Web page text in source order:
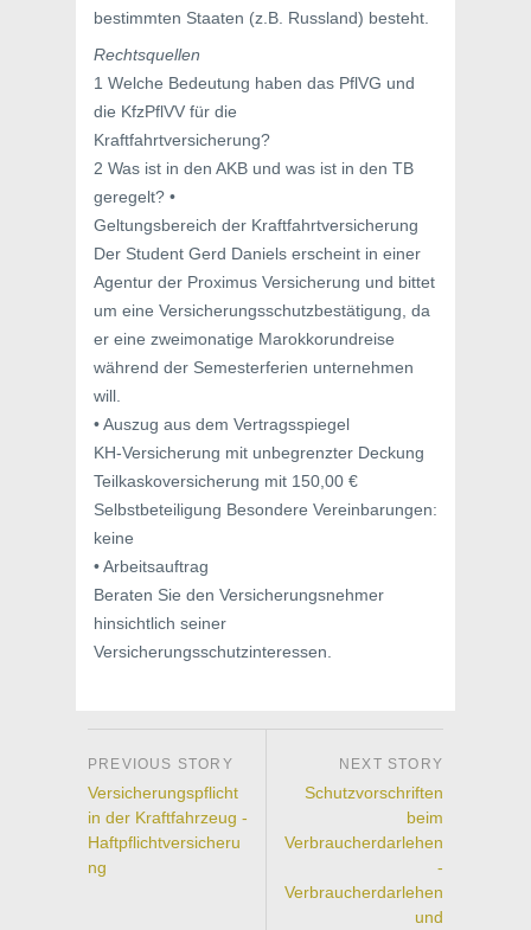
bestimmten Staaten (z.B. Russland) besteht.
Rechtsquellen
1 Welche Bedeutung haben das PflVG und
die KfzPflVV für die
Kraftfahrtversicherung?
2 Was ist in den AKB und was ist in den TB
geregelt? •
Geltungsbereich der Kraftfahrtversicherung
Der Student Gerd Daniels erscheint in einer
Agentur der Proximus Versicherung und bittet
um eine Versicherungsschutzbestätigung, da
er eine zweimonatige Marokkorundreise
während der Semesterferien unternehmen
will.
• Auszug aus dem Vertragsspiegel
KH-Versicherung mit unbegrenzter Deckung
Teilkaskoversicherung mit 150,00 €
Selbstbeteiligung Besondere Vereinbarungen:
keine
• Arbeitsauftrag
Beraten Sie den Versicherungsnehmer
hinsichtlich seiner
Versicherungsschutzinteressen.
Versicherungspflicht
in der Kraftfahrzeug -
Haftpflichtversicheru
ng
Schutzvorschriften
beim
Verbraucherdarlehen
-
Verbraucherdarlehen
und